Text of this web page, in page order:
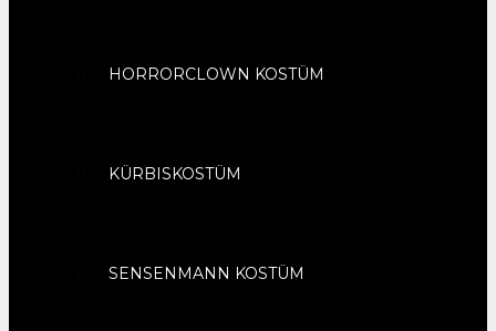
HORRORCLOWN KOSTÜM
KÜRBISKOSTÜM
SENSENMANN KOSTÜM